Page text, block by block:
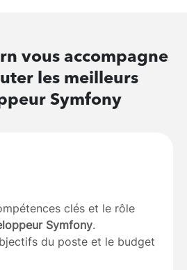
vous accompagne
les meilleurs
Symfony
clés et le rôle
Symfony.
du poste et le budget